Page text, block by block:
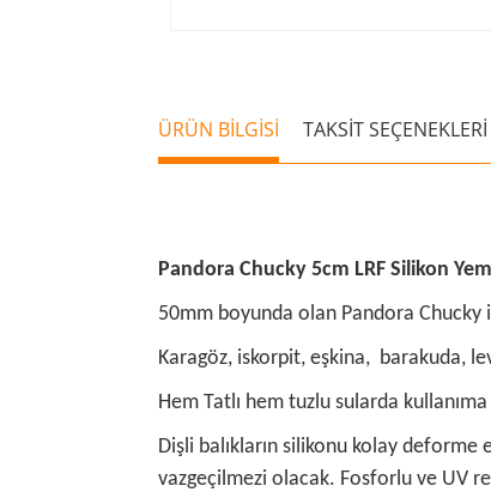
ÜRÜN BİLGİSİ TAKSİT SEÇENEKLERİ
Pandora Chucky 5cm LRF Silikon
50mm boyunda olan Pandora Chucky
Karagöz, iskorpit, eşkina, barakuda,
Hem Tatlı hem tuzlu sularda
Dişli balıkların silikonu kolay deforme
vazgeçilmezi olacak. Fosforlu ve UV